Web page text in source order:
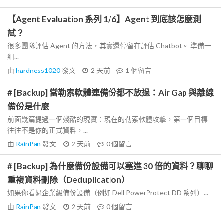
【Agent Evaluation 系列 1/6】Agent 到底該怎麼測
試？
很多團隊評估 Agent 的方法，其實還停留在評估 Chatbot。 準備一
組...
由 hardness1020發文 2 天前 1 個留言
# [Backup] 當勒索軟體連備份都不放過：Air Gap 與離線
備份是什麼
前面幾篇提過一個殘酷的現實：現在的勒索軟體攻擊，第一個目標
往往不是你的正式資料，...
由 RainPan 發文 2 天前 0個留言
# [Backup] 為什麼備份設備可以塞進 30 倍的資料？聊聊
重複資料刪除（Deduplication）
如果你看過企業級備份設備（例如 Dell PowerProtect DD 系列）...
由 RainPan 發文 2 天前 0個留言